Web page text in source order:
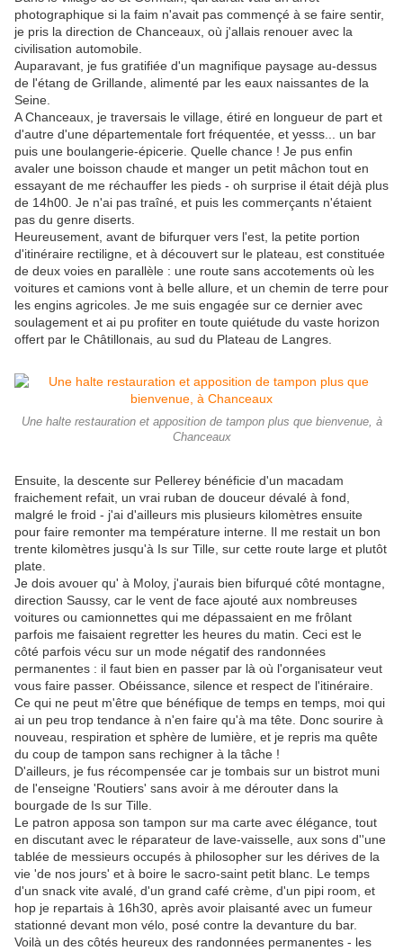
photographique si la faim n'avait pas commençé à se faire sentir,
je pris la direction de Chanceaux, où j'allais renouer avec la
civilisation automobile.
Auparavant, je fus gratifiée d'un magnifique paysage au-dessus
de l'étang de Grillande, alimenté par les eaux naissantes de la
Seine.
A Chanceaux, je traversais le village, étiré en longueur de part et
d'autre d'une départementale fort fréquentée, et yesss... un bar
puis une boulangerie-épicerie. Quelle chance ! Je pus enfin
avaler une boisson chaude et manger un petit mâchon tout en
essayant de me réchauffer les pieds - oh surprise il était déjà plus
de 14h00. Je n'ai pas traîné, et puis les commerçants n'étaient
pas du genre diserts.
Heureusement, avant de bifurquer vers l'est, la petite portion
d'itinéraire rectiligne, et à découvert sur le plateau, est constituée
de deux voies en parallèle : une route sans accotements où les
voitures et camions vont à belle allure, et un chemin de terre pour
les engins agricoles. Je me suis engagée sur ce dernier avec
soulagement et ai pu profiter en toute quiétude du vaste horizon
offert par le Châtillonais, au sud du Plateau de Langres.
Une halte restauration et apposition de tampon plus que bienvenue, à
Chanceaux
Ensuite, la descente sur Pellerey bénéficie d'un macadam
fraichement refait, un vrai ruban de douceur dévalé à fond,
malgré le froid - j'ai d'ailleurs mis plusieurs kilomètres ensuite
pour faire remonter ma température interne. Il me restait un bon
trente kilomètres jusqu'à Is sur Tille, sur cette route large et plutôt
plate.
Je dois avouer qu' à Moloy, j'aurais bien bifurqué côté montagne,
direction Saussy, car le vent de face ajouté aux nombreuses
voitures ou camionnettes qui me dépassaient en me frôlant
parfois me faisaient regretter les heures du matin. Ceci est le
côté parfois vécu sur un mode négatif des randonnées
permanentes : il faut bien en passer par là où l'organisateur veut
vous faire passer. Obéissance, silence et respect de l'itinéraire.
Ce qui ne peut m'être que bénéfique de temps en temps, moi qui
ai un peu trop tendance à n'en faire qu'à ma tête. Donc sourire à
nouveau, respiration et sphère de lumière, et je repris ma quête
du coup de tampon sans rechigner à la tâche !
D'ailleurs, je fus récompensée car je tombais sur un bistrot muni
de l'enseigne 'Routiers' sans avoir à me dérouter dans la
bourgade de Is sur Tille.
Le patron apposa son tampon sur ma carte avec élégance, tout
en discutant avec le réparateur de lave-vaisselle, aux sons d''une
tablée de messieurs occupés à philosopher sur les dérives de la
vie 'de nos jours' et à boire le sacro-saint petit blanc. Le temps
d'un snack vite avalé, d'un grand café crème, d'un pipi room, et
hop je repartais à 16h30, après avoir plaisanté avec un fumeur
stationné devant mon vélo, posé contre la devanture du bar.
Voilà un des côtés heureux des randonnées permanentes - les